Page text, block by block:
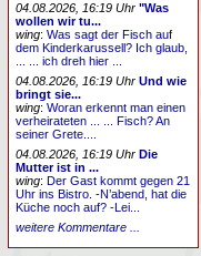
04.08.2026, 16:19 Uhr "Was
wollen wir tu...
wing:Was sagt der Fisch auf
dem Kinderkarussell? Ich glaub,
... ... ich dreh hier ...
04.08.2026, 16:19 Uhr Und wie
bringt sie...
wing:Woran erkennt man einen
verheirateten ... ... Fisch? An
seiner Grete....
04.08.2026, 16:19 Uhr Die
Mutter ist in ...
wing:Der Gast kommt gegen 21
Uhr ins Bistro. -N’abend, hat die
Küche noch auf? -Lei...
weitere Kommentare ...